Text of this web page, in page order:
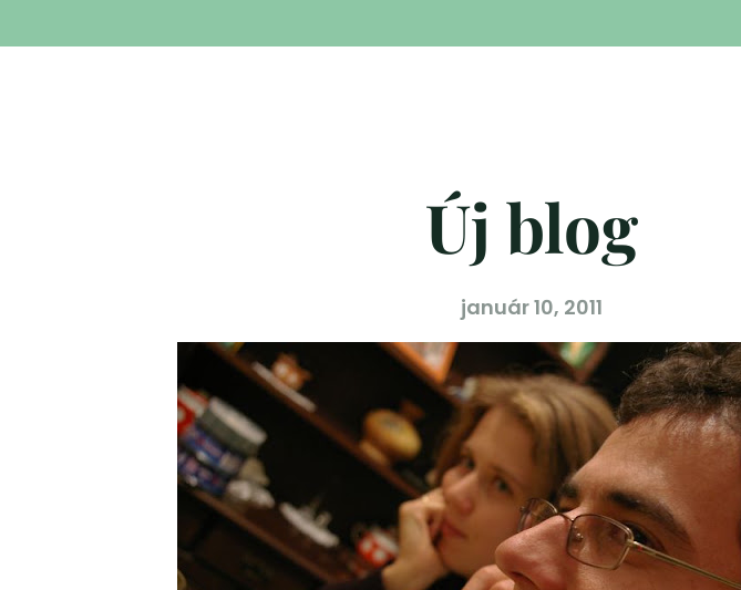
Új blog
január 10, 2011